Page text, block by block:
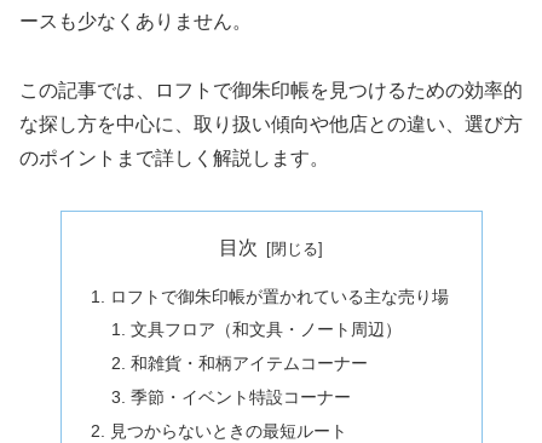
ースも少なくありません。
この記事では、ロフトで御朱印帳を見つけるための効率的
な探し方を中心に、取り扱い傾向や他店との違い、選び方
のポイントまで詳しく解説します。
目次
ロフトで御朱印帳が置かれている主な売り場
文具フロア（和文具・ノート周辺）
和雑貨・和柄アイテムコーナー
季節・イベント特設コーナー
見つからないときの最短ルート